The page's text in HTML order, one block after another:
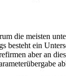
die meisten
ein
aber an